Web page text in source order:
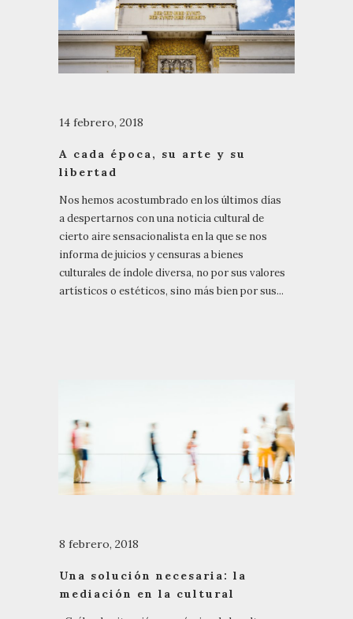
14 febrero, 2018
A cada época, su arte y su
libertad
Nos hemos acostumbrado en los últimos días
a despertarnos con una noticia cultural de
cierto aire sensacionalista en la que se nos
informa de juicios y censuras a bienes
culturales de índole diversa, no por sus valores
artísticos o estéticos, sino más bien por sus...
8 febrero, 2018
Una solución necesaria: la
mediación en la cultural